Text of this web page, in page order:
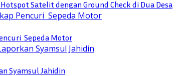
Satelit dengan Ground Check di Dua Desa
Sepeda Motor
Syamsul Jahidin